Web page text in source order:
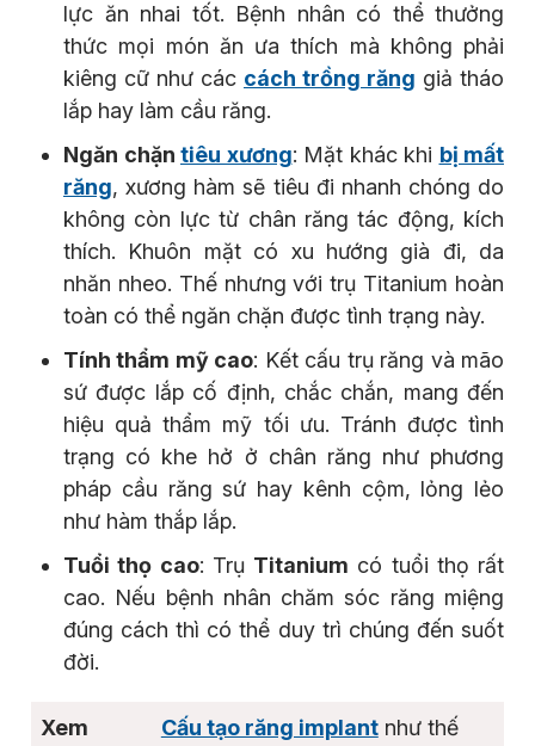
lực ăn nhai tốt. Bệnh nhân có thể thưởng
thức mọi món ăn ưa thích mà không phải
kiêng cữ như các cách trồng răng giả tháo
lắp hay làm cầu răng.
Ngăn chặn tiêu xương: Mặt khác khi bị mất
răng, xương hàm sẽ tiêu đi nhanh chóng do
không còn lực từ chân răng tác động, kích
thích. Khuôn mặt có xu hướng già đi, da
nhăn nheo. Thế nhưng với trụ Titanium hoàn
toàn có thể ngăn chặn được tình trạng này.
Tính thẩm mỹ cao: Kết cấu trụ răng và mão
sứ được lắp cố định, chắc chắn, mang đến
hiệu quả thẩm mỹ tối ưu. Tránh được tình
trạng có khe hở ở chân răng như phương
pháp cầu răng sứ hay kênh cộm, lỏng lẻo
như hàm thắp lắp.
Tuổi thọ cao: Trụ Titanium có tuổi thọ rất
cao. Nếu bệnh nhân chăm sóc răng miệng
đúng cách thì có thể duy trì chúng đến suốt
đời.
Cấu tạo răng implantnhư thế